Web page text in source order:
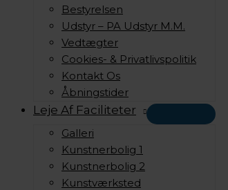
Bestyrelsen
Udstyr – PA Udstyr M.m.
Vedtægter
Cookies- & Privatlivspolitik
Kontakt Os
Åbningstider
Leje Af Faciliteter
Galleri
Kunstnerbolig 1
Kunstnerbolig 2
Kunstværksted